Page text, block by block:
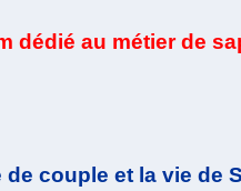
dédié au métier de
couple et la vie de